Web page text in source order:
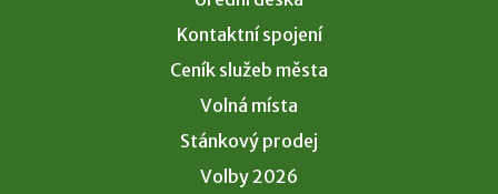
Kontaktní spojení
Ceník služeb města
Volná místa
Stánkový prodej
Volby 2026